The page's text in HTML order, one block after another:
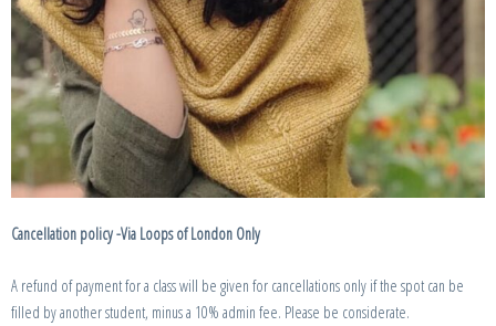
Cancellation policy -Via Loops of London Only
A refund of payment for a class will be given for cancellations only if the spot can be
filled by another student, minus a 10% admin fee. Please be considerate.